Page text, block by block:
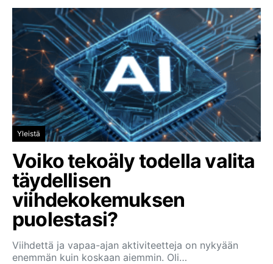
Yleistä
Voiko tekoäly todella valita
täydellisen
viihdekokemuksen
puolestasi?
Viihdettä ja vapaa-ajan aktiviteetteja on nykyään
enemmän kuin koskaan aiemmin. Oli…